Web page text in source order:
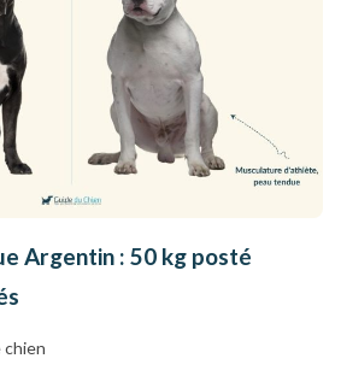
Argentin : 50 kg posté
chien